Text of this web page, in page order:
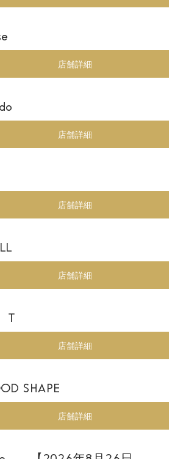
店舗詳細
店舗詳細
店舗詳細
店舗詳細
Ｔ
店舗詳細
SHAPE
店舗詳細